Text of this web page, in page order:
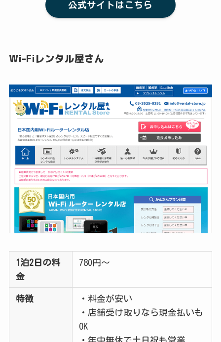
公式サイトはこちら
Wi-Fiレンタル屋さん
1泊2日の料
金
780円～
特徴
・料金が安い
・店舗受け取りなら現金払いも
OK
・年中無休で土日祝も営業